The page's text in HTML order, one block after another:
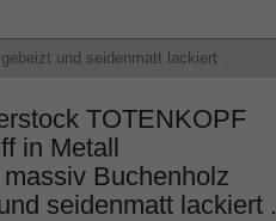
und seidenmatt lackiert .
TOTENKOPF
in Metall
Buchenholz
seidenmatt lackiert .